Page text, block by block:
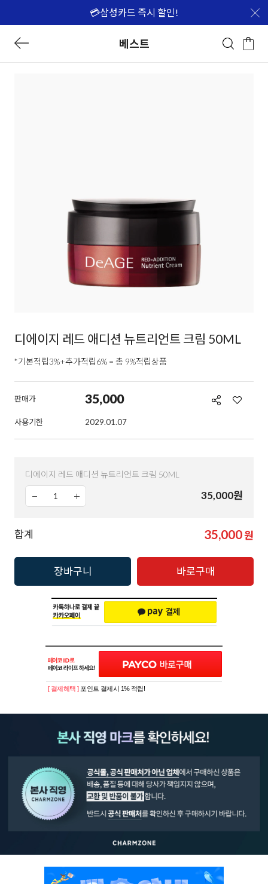
💳삼성카드 즉시 할인!
베스트
디에이지 레드 애디션 뉴트리언트 크림 50ML
*기본적립3%+추가적립6% = 총 9%적립상품
판매가 35,000
사용기한 2029.01.07
디에이지 레드 애디션 뉴트리언트 크림 50ML
35,000원
합계 35,000원
장바구니 바로구매
[ 결제혜택 ] 포인트 결제시 1% 적립!